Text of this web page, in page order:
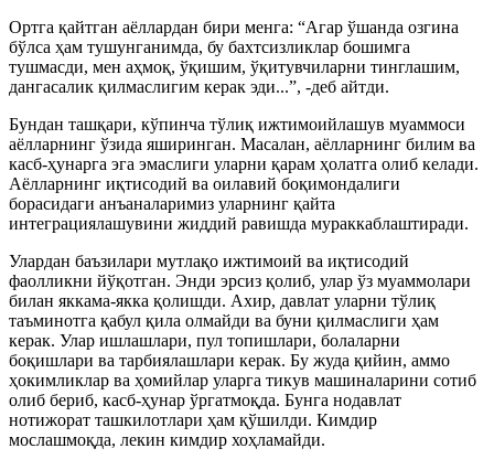
Ортга қайтган аёллардан бири менга: “Агар ўшанда озгина
бўлса ҳам тушунганимда, бу бахтсизликлар бошимга
тушмасди, мен аҳмоқ, ўқишим, ўқитувчиларни тинглашим,
дангасалик қилмаслигим керак эди...”, -деб айтди.
Бундан ташқари, кўпинча тўлиқ ижтимоийлашув муаммоси
аёлларнинг ўзида яширинган. Масалан, аёлларнинг билим ва
касб-ҳунарга эга эмаслиги уларни қарам ҳолатга олиб келади.
Аёлларнинг иқтисодий ва оилавий боқимондалиги
борасидаги анъаналаримиз уларнинг қайта
интеграциялашувини жиддий равишда мураккаблаштиради.
Улардан баъзилари мутлақо ижтимоий ва иқтисодий
фаолликни йўқотган. Энди эрсиз қолиб, улар ўз муаммолари
билан яккама-якка қолишди. Ахир, давлат уларни тўлиқ
таъминотга қабул қила олмайди ва буни қилмаслиги ҳам
керак. Улар ишлашлари, пул топишлари, болаларни
боқишлари ва тарбиялашлари керак. Бу жуда қийин, аммо
ҳокимликлар ва ҳомийлар уларга тикув машиналарини сотиб
олиб бериб, касб-ҳунар ўргатмоқда. Бунга нодавлат
нотижорат ташкилотлари ҳам қўшилди. Кимдир
мослашмоқда, лекин кимдир хоҳламайди.